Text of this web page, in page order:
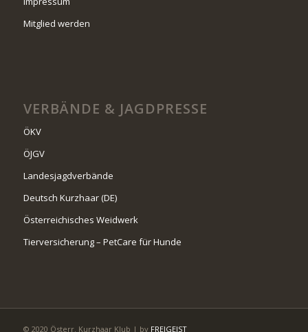
Mitglied werden
VERBÄNDE & JAGDPRESSE
ÖKV
ÖJGV
Landesjagdverbände
Deutsch Kurzhaar (DE)
Österreichisches Weidwerk
Tierversicherung – PetCare für Hunde
© 2020 Österr. Kurzhaar Klub | by FREIGEIST